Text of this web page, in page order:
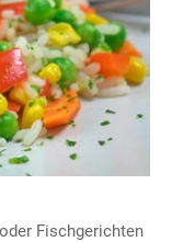
Fischgerichten